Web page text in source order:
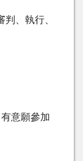
、執行、
意願參加